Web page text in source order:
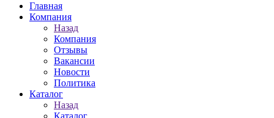
Главная
Компания
Назад
Компания
Отзывы
Вакансии
Новости
Политика
Каталог
Назад
Каталог